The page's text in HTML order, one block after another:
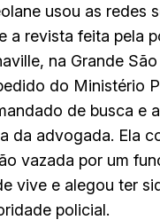
usou as redes
a revista feita pela
na Grande
do Ministério
de busca e
da advogada. Ela
vazada por um
vive e alegou ter
policial.